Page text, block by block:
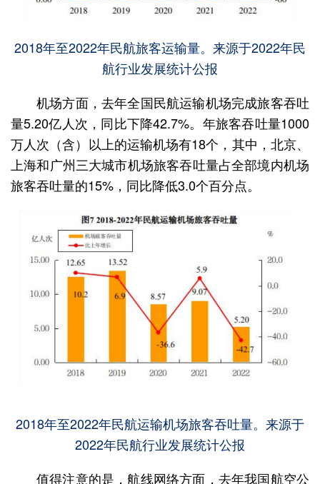
2018年至2022年民航旅客运输量。来源于2022年民
航行业发展统计公报
机场方面，去年全国民航运输机场完成旅客吞吐
量5.20亿人次，同比下降42.7%。年旅客吞吐量1000
万人次（含）以上的运输机场有18个，其中，北京、
上海和广州三大城市机场旅客吞吐量占全部境内机场
旅客吞吐量的15%，同比降低3.0个百分点。
2018年至2022年民航运输机场旅客吞吐量。来源于
2022年民航行业发展统计公报
值得注意的是，航线网络方面，去年我国航空公